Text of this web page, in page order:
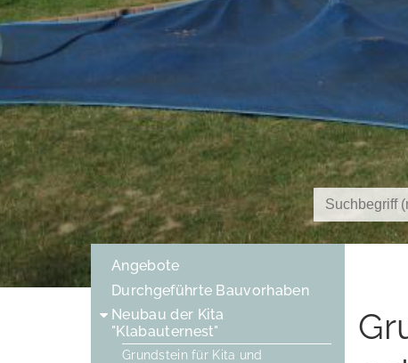
Angebote
Durchgeführte Bauvorhaben
Neubau der Kita
"Klabauternest"
Grundstein für Kita und